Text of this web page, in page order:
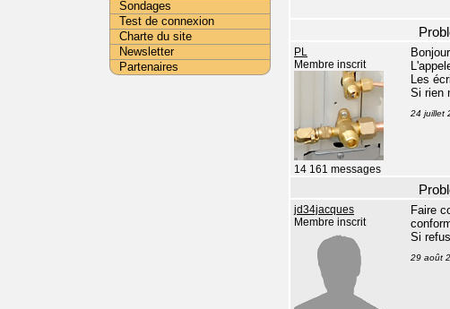
PL
Membre inscrit
14 161 messages
Les
Si rien
24 juillet
jd34jacques
Membre inscrit
Faire
Si
29 août
Sondages
Test de connexion
Charte du site
Newsletter
Partenaires